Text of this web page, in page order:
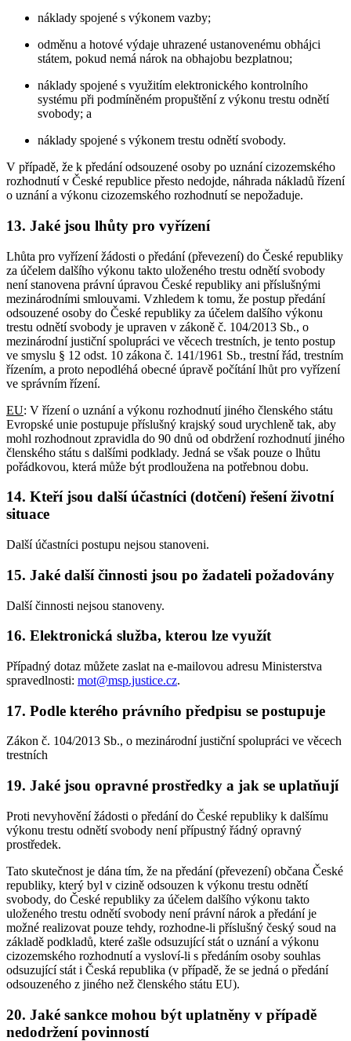
náklady spojené s výkonem vazby;
odměnu a hotové výdaje uhrazené ustanovenému obhájci
státem, pokud nemá nárok na obhajobu bezplatnou;
náklady spojené s využitím elektronického kontrolního
systému při podmíněném propuštění z výkonu trestu odnětí
svobody; a
náklady spojené s výkonem trestu odnětí svobody.
V případě, že k předání odsouzené osoby po uznání cizozemského
rozhodnutí v České republice přesto nedojde, náhrada nákladů řízení
o uznání a výkonu cizozemského rozhodnutí se nepožaduje.
13. Jaké jsou lhůty pro vyřízení
Lhůta pro vyřízení žádosti o předání (převezení) do České republiky
za účelem dalšího výkonu takto uloženého trestu odnětí svobody
není stanovena právní úpravou České republiky ani příslušnými
mezinárodními smlouvami. Vzhledem k tomu, že postup předání
odsouzené osoby do České republiky za účelem dalšího výkonu
trestu odnětí svobody je upraven v zákoně č. 104/2013 Sb., o
mezinárodní justiční spolupráci ve věcech trestních, je tento postup
ve smyslu § 12 odst. 10 zákona č. 141/1961 Sb., trestní řád, trestním
řízením, a proto nepodléhá obecné úpravě počítání lhůt pro vyřízení
ve správním řízení.
EU: V řízení o uznání a výkonu rozhodnutí jiného členského státu
Evropské unie postupuje příslušný krajský soud urychleně tak, aby
mohl rozhodnout zpravidla do 90 dnů od obdržení rozhodnutí jiného
členského státu s dalšími podklady. Jedná se však pouze o lhůtu
pořádkovou, která může být prodloužena na potřebnou dobu.
14. Kteří jsou další účastníci (dotčení) řešení životní
situace
Další účastníci postupu nejsou stanoveni.
15. Jaké další činnosti jsou po žadateli požadovány
Další činnosti nejsou stanoveny.
16. Elektronická služba, kterou lze využít
Případný dotaz můžete zaslat na e-mailovou adresu Ministerstva
spravedlnosti: mot@msp.justice.cz.
17. Podle kterého právního předpisu se postupuje
Zákon č. 104/2013 Sb., o mezinárodní justiční spolupráci ve věcech
trestních
19. Jaké jsou opravné prostředky a jak se uplatňují
Proti nevyhovění žádosti o předání do České republiky k dalšímu
výkonu trestu odnětí svobody není přípustný řádný opravný
prostředek.
Tato skutečnost je dána tím, že na předání (převezení) občana České
republiky, který byl v cizině odsouzen k výkonu trestu odnětí
svobody, do České republiky za účelem dalšího výkonu takto
uloženého trestu odnětí svobody není právní nárok a předání je
možné realizovat pouze tehdy, rozhodne-li příslušný český soud na
základě podkladů, které zašle odsuzující stát o uznání a výkonu
cizozemského rozhodnutí a vysloví-li s předáním osoby souhlas
odsuzující stát i Česká republika (v případě, že se jedná o předání
odsouzeného z jiného než členského státu EU).
20. Jaké sankce mohou být uplatněny v případě
nedodržení povinností